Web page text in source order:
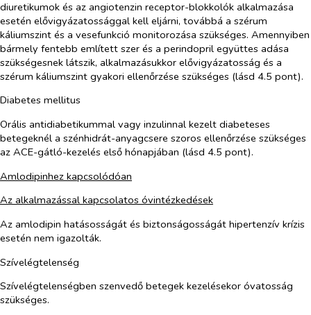
diuretikumok és az angiotenzin receptor-blokkolók alkalmazása
esetén elővigyázatossággal kell eljárni, továbbá a szérum
káliumszint és a vesefunkció monitorozása szükséges. Amennyiben
bármely fentebb említett szer és a perindopril együttes adása
szükségesnek látszik, alkalmazásukkor elővigyázatosság és a
szérum káliumszint gyakori ellenőrzése szükséges (lásd 4.5 pont).
Diabetes mellitus
Orális antidiabetikummal vagy inzulinnal kezelt diabeteses
betegeknél a szénhidrát-anyagcsere szoros ellenőrzése szükséges
az ACE-gátló-kezelés első hónapjában (lásd 4.5 pont).
Amlodipinhez kapcsolódóan
Az alkalmazással kapcsolatos óvintézkedések
Az amlodipin hatásosságát és biztonságosságát hipertenzív krízis
esetén nem igazolták.
Szívelégtelenség
Szívelégtelenségben szenvedő betegek kezelésekor óvatosság
szükséges.